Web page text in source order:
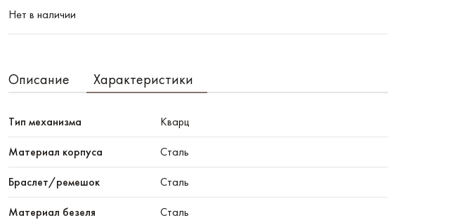
Нет в наличии
Описание Характеристики
Тип механизма Кварц
Материал корпуса Сталь
Браслет/ремешок Сталь
Материал безеля Сталь